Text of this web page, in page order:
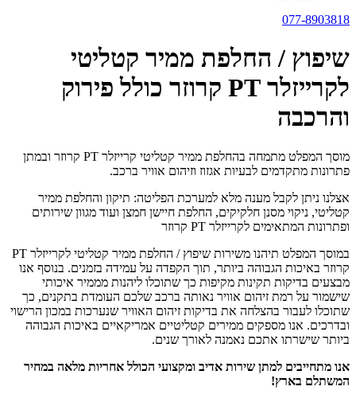
077-8903818
שיפוץ / החלפת ממיר קטליטי
לקרייזלר PT קרוזר כולל פירוק
והרכבה
מוסך המפלט מתמחה בהחלפת ממיר קטליטי קרייזלר PT קרוזר ובמתן
פתרונות מתקדמים לבעיות אגזוז וזיהום אוויר ברכב.
אצלנו ניתן לקבל מענה מלא למערכת הפליטה: תיקון והחלפת ממיר
קטליטי, ניקוי מסנן חלקיקים, החלפת חיישן חמצן ועוד מגוון שירותים
ופתרונות המתאימים לקרייזלר PT קרוזר
במוסך המפלט תיהנו משירות שיפוץ / החלפת ממיר קטליטי לקרייזלר PT
קרוזר באיכות הגבוהה ביותר, תוך הקפדה על עמידה בזמנים. בנוסף אנו
מבצעים בדיקות תקינות מקיפות כך שתוכלו ליהנות מממיר איכותי
שישמור על רמת זיהום אוויר נאותה ברכב שלכם העומדת בתקנים, כך
שתוכלו לעבור בהצלחה את בדיקות זיהום האוויר שנערכות במכון הרישוי
ובדרכים. אנו מספקים ממירים קטליטיים אמריקאיים באיכות הגבוהה
ביותר שישרתו אתכם נאמנה לאורך שנים.
אנו מתחייבים למתן שירות אדיב ומקצועי הכולל אחריות מלאה במחיר
המשתלם בארץ!